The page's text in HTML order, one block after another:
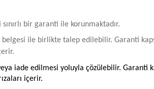
bir garanti ile korunmaktadır.
ile birlikte talep edilebilir. Garanti
edilmesi yoluyla çözülebilir. Garanti
içerir.